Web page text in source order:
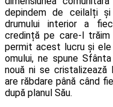
depindem de ceilalți
drumului interior a
credință pe care-l trăim
permit acest lucru și
omului, ne spune
nouă ni se cristalizează
are răbdare până când
după planul Său.